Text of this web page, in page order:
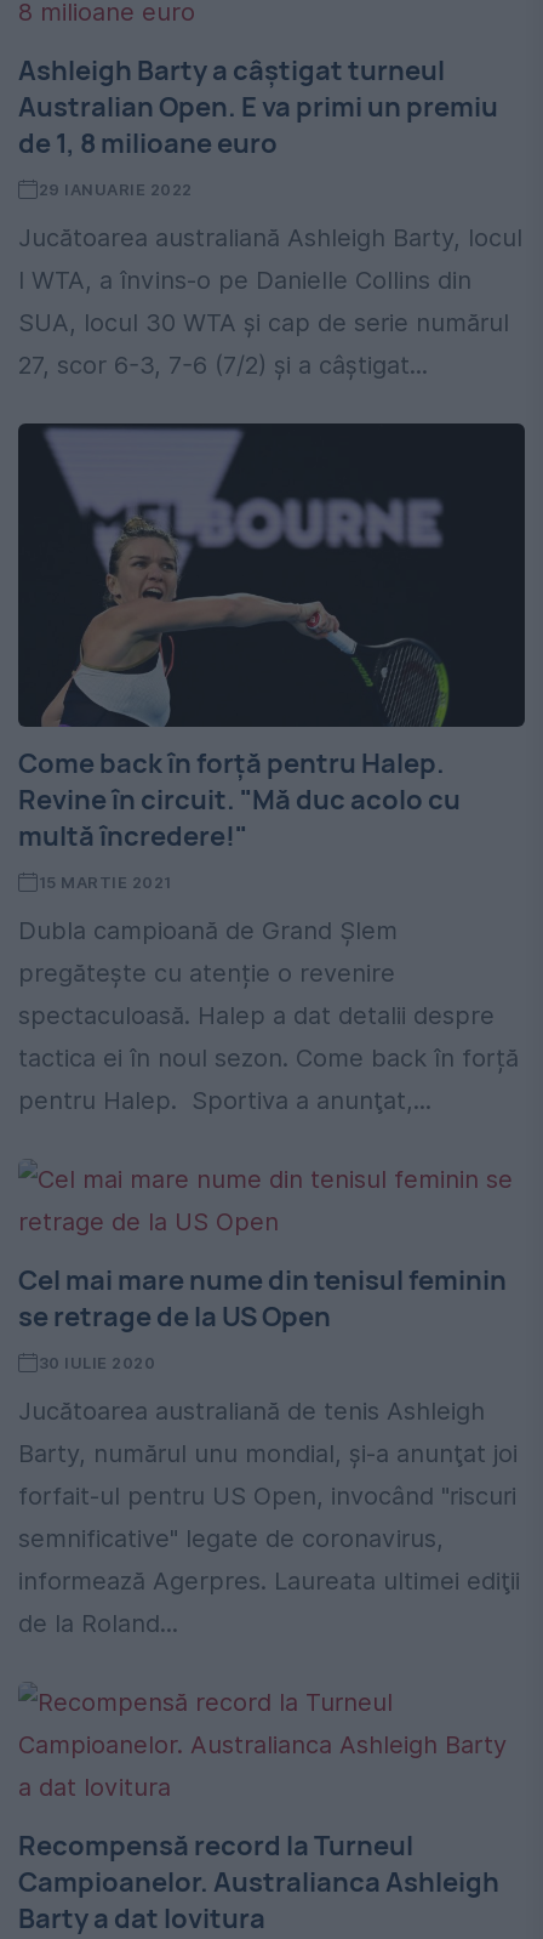
Ashleigh Barty a câştigat turneul
Australian Open. E va primi un premiu
de 1, 8 milioane euro
29 IANUARIE 2022
Jucătoarea australiană Ashleigh Barty, locul
I WTA, a învins-o pe Danielle Collins din
SUA, locul 30 WTA şi cap de serie numărul
27, scor 6-3, 7-6 (7/2) şi a câştigat...
Come back în forță pentru Halep.
Revine în circuit. "Mă duc acolo cu
multă încredere!"
15 MARTIE 2021
Dubla campioană de Grand Șlem
pregătește cu atenție o revenire
spectaculoasă. Halep a dat detalii despre
tactica ei în noul sezon. Come back în forță
pentru Halep. Sportiva a anunţat,...
Cel mai mare nume din tenisul feminin
se retrage de la US Open
30 IULIE 2020
Jucătoarea australiană de tenis Ashleigh
Barty, numărul unu mondial, şi-a anunţat joi
forfait-ul pentru US Open, invocând "riscuri
semnificative" legate de coronavirus,
informează Agerpres. Laureata ultimei ediţii
de la Roland...
Recompensă record la Turneul
Campioanelor. Australianca Ashleigh
Barty a dat lovitura